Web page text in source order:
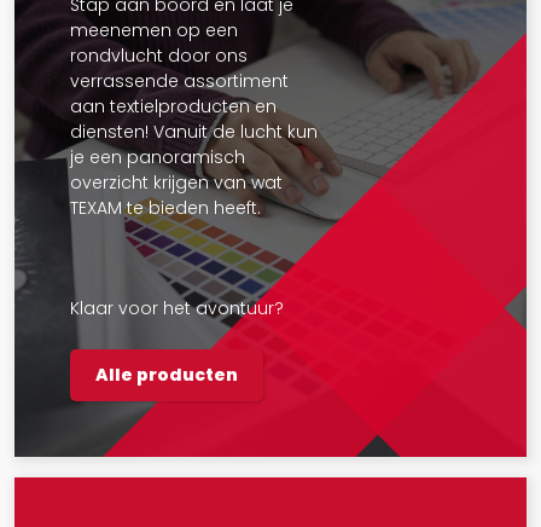
meenemen op een
rondvlucht door ons
verrassende assortiment
aan textielproducten en
diensten! Vanuit de lucht kun
je een panoramisch
overzicht krijgen van wat
TEXAM te bieden heeft.
Klaar voor het avontuur?
Alle producten